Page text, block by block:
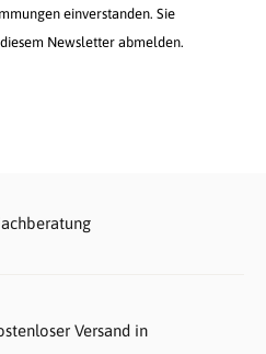
einverstanden. Sie
Newsletter abmelden.
Versand in